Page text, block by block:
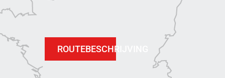
ROUTEBESCHRIJVING